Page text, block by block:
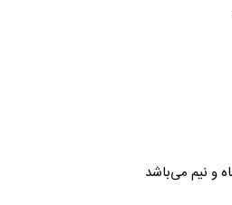
و نیم می‌باشد